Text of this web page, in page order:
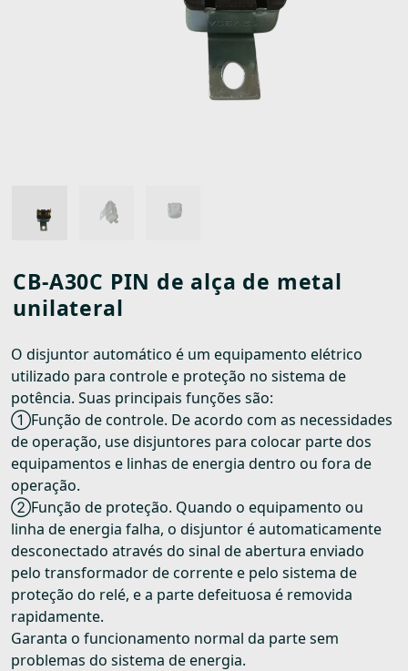
CB-A30C PIN de alça de metal
unilateral
O disjuntor automático é um equipamento elétrico
utilizado para controle e proteção no sistema de
potência. Suas principais funções são:
①Função de controle. De acordo com as necessidades
de operação, use disjuntores para colocar parte dos
equipamentos e linhas de energia dentro ou fora de
operação.
②Função de proteção. Quando o equipamento ou
linha de energia falha, o disjuntor é automaticamente
desconectado através do sinal de abertura enviado
pelo transformador de corrente e pelo sistema de
proteção do relé, e a parte defeituosa é removida
rapidamente.
Garanta o funcionamento normal da parte sem
problemas do sistema de energia.